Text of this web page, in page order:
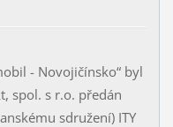
- Novojičínsko“ byl
spol. s r.o. předán
sdružení) ITY